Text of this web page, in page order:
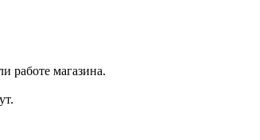
работе магазина.